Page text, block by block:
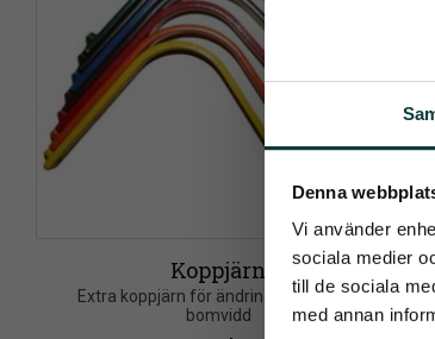
Denna
Vi använder
sociala medier
till de sociala
med annan
Koppjärn
Extra koppjärn för ändring av sadelns
bomvidd